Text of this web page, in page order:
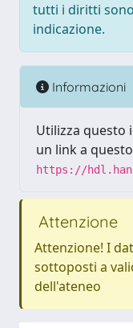
tutti i diritti
indicazione.
Informazioni
Utilizza questo
un link a
https://
Attenzione
Attenzione! I
sottoposti a
dell'ateneo